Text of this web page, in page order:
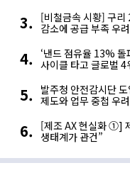
[비철금속 시황] 구
감소에 공급 부족 우
‘낸드 점유율 13%
사이클 타고 글로벌 4
발주청 안전감시단
제도와 업무 중첩 우
[제조 AX 현실화 ①]
생태계가 관건”